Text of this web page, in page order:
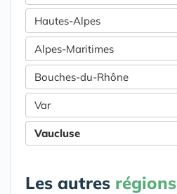
Hautes-Alpes
Alpes-Maritimes
Bouches-du-Rhône
Var
Vaucluse
Les autres régions